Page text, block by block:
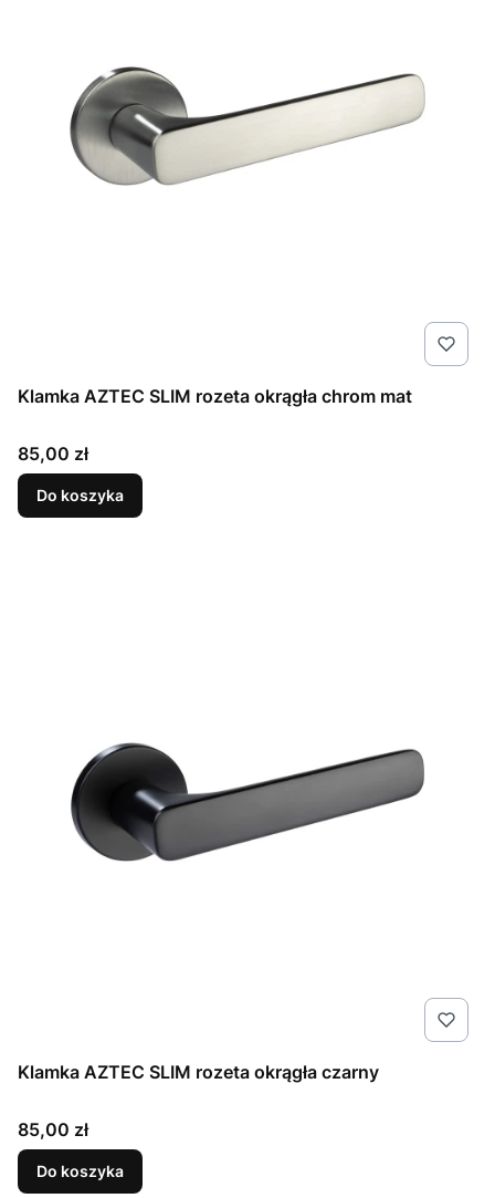
Klamka AZTEC SLIM rozeta okrągła chrom mat
Cena
85,00 zł
Do koszyka
Klamka AZTEC SLIM rozeta okrągła czarny
Cena
85,00 zł
Do koszyka